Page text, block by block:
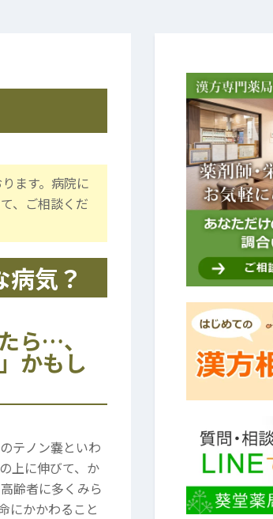
ます。病院に
、ご相談くだ
気？
ら…、
かもし
テノン嚢といわ
上に伸びて、か
齢者に多くみら
にかかわること